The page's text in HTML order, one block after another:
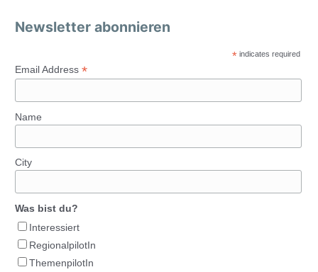
Newsletter abonnieren
* indicates required
Email Address *
Name
City
Was bist du?
Interessiert
RegionalpilotIn
ThemenpilotIn